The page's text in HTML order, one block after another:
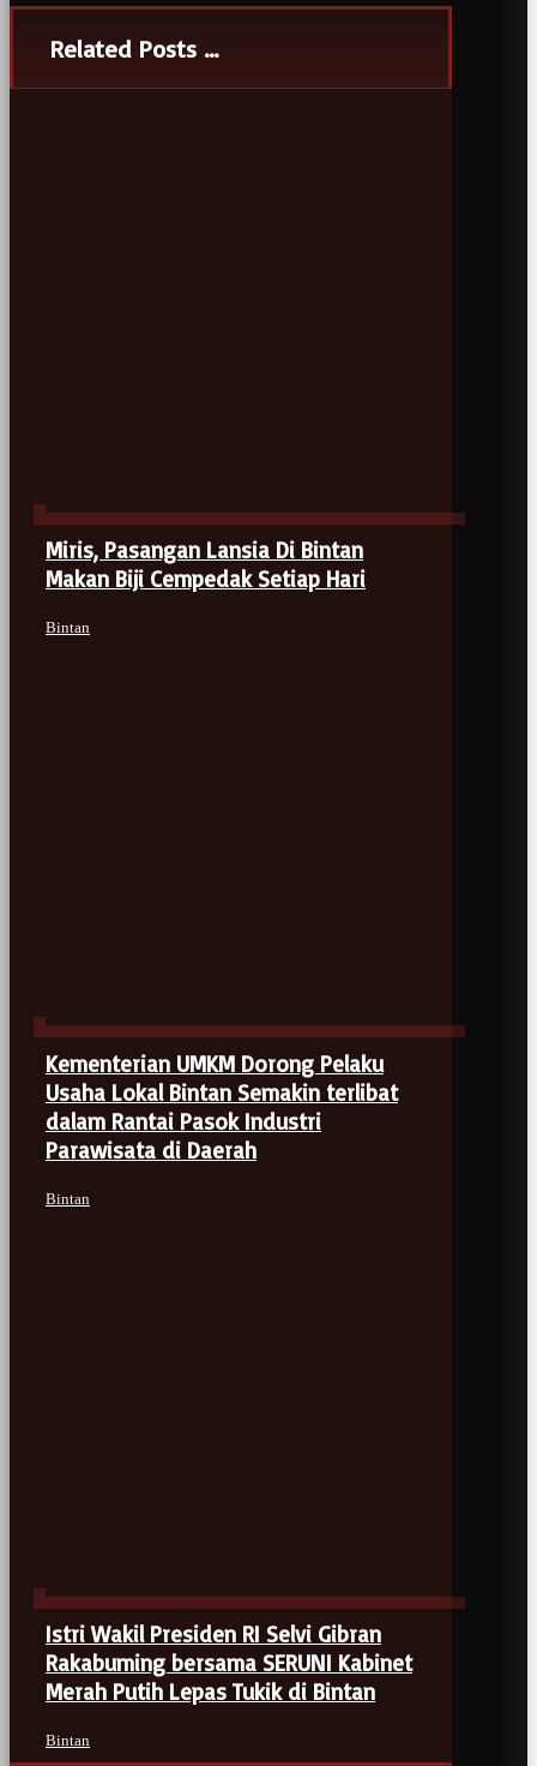
Related Posts ...
Miris, Pasangan Lansia Di Bintan
Makan Biji Cempedak Setiap Hari
Bintan
Kementerian UMKM Dorong Pelaku
Usaha Lokal Bintan Semakin terlibat
dalam Rantai Pasok Industri
Parawisata di Daerah
Bintan
Istri Wakil Presiden RI Selvi Gibran
Rakabuming bersama SERUNI Kabinet
Merah Putih Lepas Tukik di Bintan
Bintan